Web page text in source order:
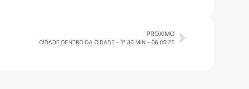
PRÓXIMO
CIDADE DENTRO DA CIDADE – 1º 30 MIN – 06.05.25